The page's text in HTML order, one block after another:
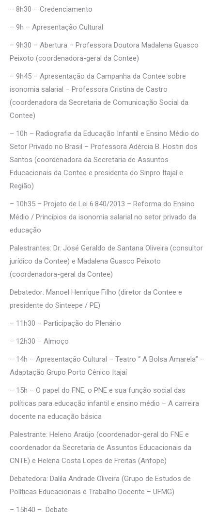
– 8h30 – Credenciamento
– 9h – Apresentação Cultural
– 9h30 – Abertura – Professora Doutora Madalena Guasco
Peixoto (coordenadora-geral da Contee)
– 9h45 – Apresentação da Campanha da Contee sobre
isonomia salarial – Professora Cristina de Castro
(coordenadora da Secretaria de Comunicação Social da
Contee)
– 10h – Radiografia da Educação Infantil e Ensino Médio do
Setor Privado no Brasil – Professora Adércia B. Hostin dos
Santos (coordenadora da Secretaria de Assuntos
Educacionais da Contee e presidenta do Sinpro Itajaí e
Região)
– 10h35 – Projeto de Lei 6.840/2013 – Reforma do Ensino
Médio / Princípios da isonomia salarial no setor privado da
educação
Palestrantes: Dr. José Geraldo de Santana Oliveira (consultor
jurídico da Contee) e Madalena Guasco Peixoto
(coordenadora-geral da Contee)
Debatedor: Manoel Henrique Filho (diretor da Contee e
presidente do Sinteepe / PE)
– 11h30 – Participação do Plenário
– 12h30 – Almoço
– 14h – Apresentação Cultural – Teatro “ A Bolsa Amarela” –
Adaptação Grupo Porto Cênico Itajaí
– 15h – O papel do FNE, o PNE e sua função social das
políticas para educação infantil e ensino médio – A carreira
docente na educação básica
Palestrante: Heleno Araújo (coordenador-geral do FNE e
coordenador da Secretaria de Assuntos Educacionais da
CNTE) e Helena Costa Lopes de Freitas (Anfope)
Debatedora: Dalila Andrade Oliveira (Grupo de Estudos de
Políticas Educacionais e Trabalho Docente – UFMG)
– 15h40 – Debate